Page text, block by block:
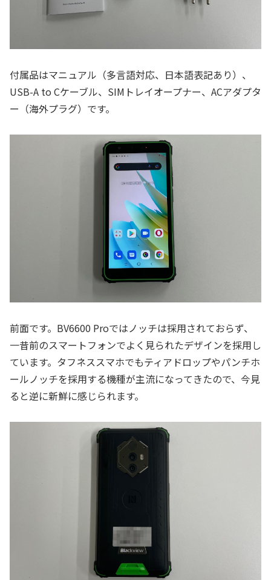
付属品はマニュアル（多言語対応、日本語表記あり）、
USB-A to Cケーブル、SIMトレイオープナー、ACアダプタ
ー（海外プラグ）です。
前面です。BV6600 Proではノッチは採用されておらず、
一昔前のスマートフォンでよく見られたデザインを採用し
ています。タフネススマホでもティアドロップやパンチホ
ールノッチを採用する機種が主流になってきたので、今見
ると逆に新鮮に感じられます。